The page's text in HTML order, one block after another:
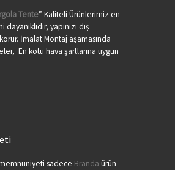
Tente” Kaliteli Ürünlerimiz en
yapınızı dış
İmalat Montaj aşamasında
En kötü hava şartlarına uygun
sadece Branda ürün